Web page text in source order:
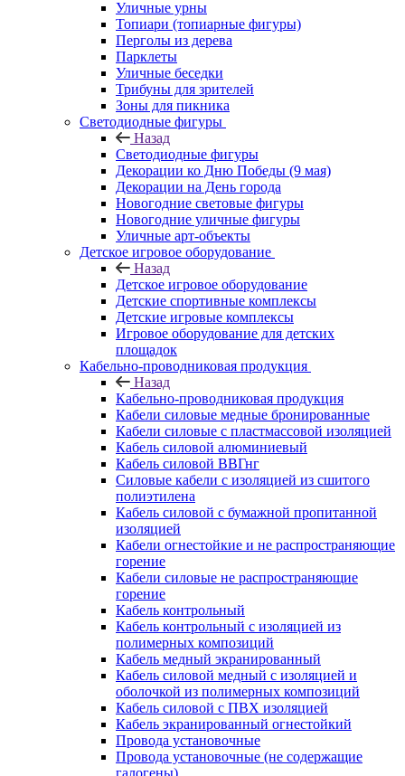
Уличные урны
Топиари (топиарные фигуры)
Перголы из дерева
Парклеты
Уличные беседки
Трибуны для зрителей
Зоны для пикника
Светодиодные фигуры
Назад
Светодиодные фигуры
Декорации ко Дню Победы (9 мая)
Декорации на День города
Новогодние световые фигуры
Новогодние уличные фигуры
Уличные арт-объекты
Детское игровое оборудование
Назад
Детское игровое оборудование
Детские спортивные комплексы
Детские игровые комплексы
Игровое оборудование для детских
площадок
Кабельно-проводниковая продукция
Назад
Кабельно-проводниковая продукция
Кабели силовые медные бронированные
Кабели силовые с пластмассовой изоляцией
Кабель силовой алюминиевый
Кабель силовой ВВГнг
Силовые кабели с изоляцией из сшитого
полиэтилена
Кабель силовой с бумажной пропитанной
изоляцией
Кабели огнестойкие и не распространяющие
горение
Кабели силовые не распространяющие
горение
Кабель контрольный
Кабель контрольный с изоляцией из
полимерных композиций
Кабель медный экранированный
Кабель силовой медный с изоляцией и
оболочкой из полимерных композиций
Кабель силовой с ПВХ изоляцией
Кабель экранированный огнестойкий
Провода установочные
Провода установочные (не содержащие
галогены)